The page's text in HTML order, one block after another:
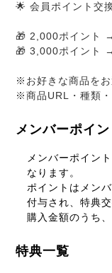
🌟 会員ポイント交
🎁 2,000ポイント
🎁 3,000ポイント
※お好きな商品をお
※商品URL・種類・
メンバーポイン
メンバーポイン
なります。
ポイントはメン
付与され、特典
購入金額のうち
特典一覧